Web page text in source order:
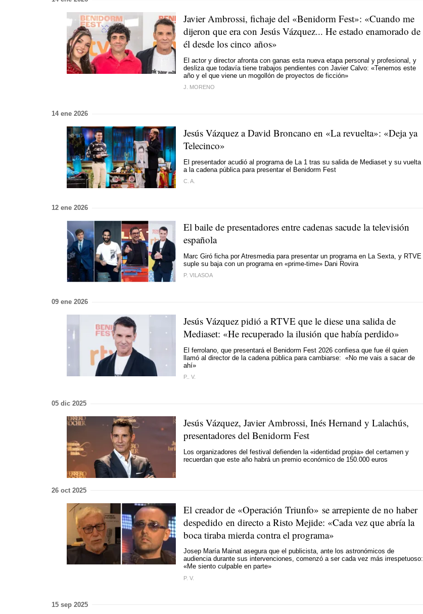
Javier Ambrossi, fichaje del «Benidorm Fest»: «Cuando me
dijeron que era con Jesús Vázquez... He estado enamorado de
él desde los cinco años»
El actor y director afronta con ganas esta nueva etapa personal y profesional, y
desliza que todavía tiene trabajos pendientes con Javier Calvo: «Tenemos este
año y el que viene un mogollón de proyectos de ficción»
J. MORENO
14 ene 2026
Jesús Vázquez a David Broncano en «La revuelta»: «Deja ya
Telecinco»
El presentador acudió al programa de La 1 tras su salida de Mediaset y su vuelta
a la cadena pública para presentar el Benidorm Fest
C. A.
12 ene 2026
El baile de presentadores entre cadenas sacude la televisión
española
Marc Giró ficha por Atresmedia para presentar un programa en La Sexta, y RTVE
suple su baja con un programa en «prime-time» Dani Rovira
P. VILASOA
09 ene 2026
Jesús Vázquez pidió a RTVE que le diese una salida de
Mediaset: «He recuperado la ilusión que había perdido»
El ferrolano, que presentará el Benidorm Fest 2026 confiesa que fue él quien
llamó al director de la cadena pública para cambiarse: «No me vais a sacar de
ahí»
P.. V.
05 dic 2025
Jesús Vázquez, Javier Ambrossi, Inés Hernand y Lalachús,
presentadores del Benidorm Fest
Los organizadores del festival defienden la «identidad propia» del certamen y
recuerdan que este año habrá un premio económico de 150.000 euros
26 oct 2025
El creador de «Operación Triunfo» se arrepiente de no haber
despedido en directo a Risto Mejide: «Cada vez que abría la
boca tiraba mierda contra el programa»
Josep María Mainat asegura que el publicista, ante los astronómicos de
audiencia durante sus intervenciones, comenzó a ser cada vez más irrespetuoso:
«Me siento culpable en parte»
P. V.
15 sep 2025